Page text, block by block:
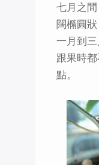
七月之
闊橢圓
一月到
跟果時
點。